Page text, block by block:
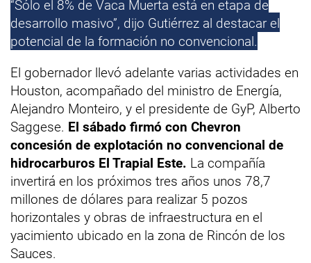
“Sólo el 8% de Vaca Muerta está en etapa de
desarrollo masivo”, dijo Gutiérrez al destacar el
potencial de la formación no convencional.
El gobernador llevó adelante varias actividades en
Houston, acompañado del ministro de Energía,
Alejandro Monteiro, y el presidente de GyP, Alberto
Saggese. El sábado firmó con Chevron
concesión de explotación no convencional de
hidrocarburos El Trapial Este. La compañía
invertirá en los próximos tres años unos 78,7
millones de dólares para realizar 5 pozos
horizontales y obras de infraestructura en el
yacimiento ubicado en la zona de Rincón de los
Sauces.